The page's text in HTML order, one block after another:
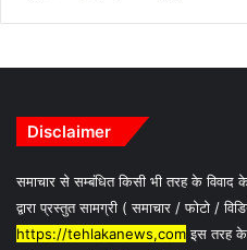
Disclaimer
समाचार से सम्बंधित किसी भी तरह के
द्वारा प्रस्तुत सामग्री ( समाचार / फोटो /
https://tehlakanews,comइस तरह के